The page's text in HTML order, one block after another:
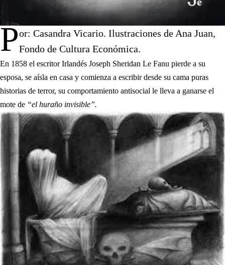
Por: Casandra Vicario. Ilustraciones de Ana Juan,
Fondo de Cultura Económica.
En 1858 el escritor Irlandés Joseph Sheridan Le Fanu pierde a su
esposa, se aísla en casa y comienza a escribir desde su cama puras
historias de terror, su comportamiento antisocial le lleva a ganarse el
mote de “el huraño invisible”.